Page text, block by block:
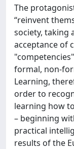
The
“reinvent
society, taking
acceptance of
formal, non-
Learning,
order to
learning how
– beginning
practical
results of the